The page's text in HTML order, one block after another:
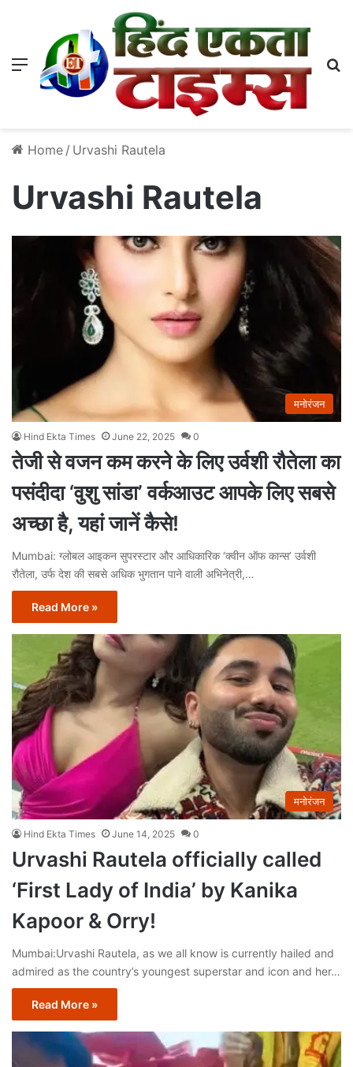
Menu
Home / Urvashi Rautela
Urvashi Rautela
मनोरंजन
Hind Ekta Times June 22, 2025 0
तेजी से वजन कम करने के लिए उर्वशी रौतेला का
पसंदीदा ‘वुशु सांडा’ वर्कआउट आपके लिए सबसे
अच्छा है, यहां जानें कैसे!
Mumbai: ग्लोबल आइकन सुपरस्टार और आधिकारिक ‘क्वीन ऑफ कान्स’ उर्वशी
रौतेला, उर्फ देश की सबसे अधिक भुगतान पाने वाली अभिनेत्री,…
Read More »
मनोरंजन
Hind Ekta Times June 14, 2025 0
Urvashi Rautela officially called
‘First Lady of India’ by Kanika
Kapoor & Orry!
Mumbai:Urvashi Rautela, as we all know is currently hailed and
admired as the country’s youngest superstar and icon and her…
Read More »